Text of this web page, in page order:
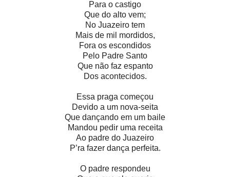
Para o castigo
Que do alto vem;
No Juazeiro tem
Mais de mil mordidos,
Fora os escondidos
Pelo Padre Santo
Que não faz espanto
Dos acontecidos.
Essa praga começou
Devido a um nova-seita
Que dançando em um baile
Mandou pedir uma receita
Ao padre do Juazeiro
P’ra fazer dança perfeita.
O padre respondeu